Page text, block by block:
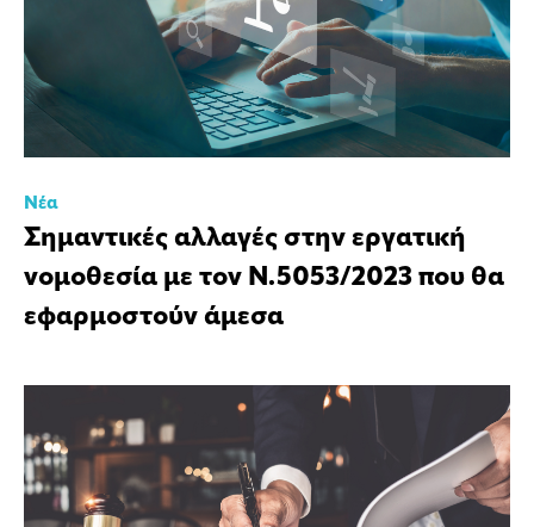
Νέα
Σημαντικές αλλαγές στην εργατική
νομοθεσία με τον Ν.5053/2023 που θα
εφαρμοστούν άμεσα